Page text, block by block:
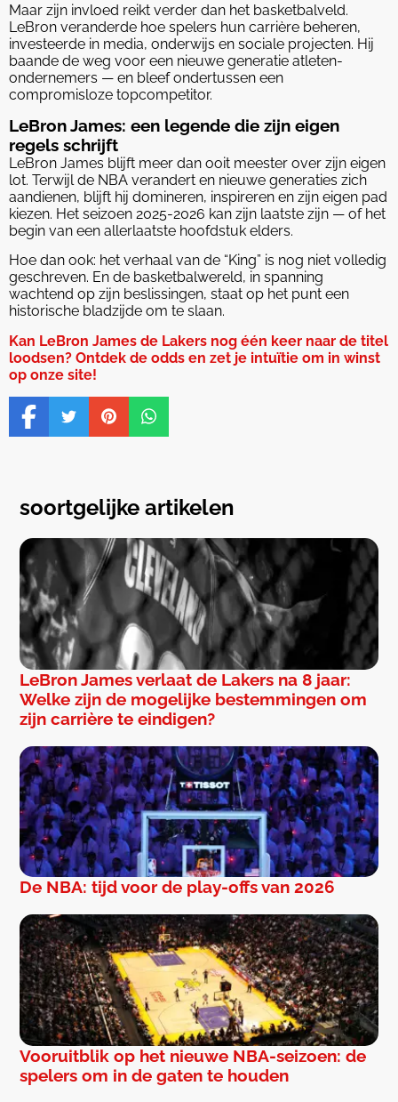
Maar zijn invloed reikt verder dan het basketbalveld.
LeBron veranderde hoe spelers hun carrière beheren,
investeerde in media, onderwijs en sociale projecten. Hij
baande de weg voor een nieuwe generatie atleten-
ondernemers — en bleef ondertussen een
compromisloze topcompetitor.
LeBron James: een legende die zijn eigen
regels schrijft
LeBron James blijft meer dan ooit meester over zijn eigen
lot. Terwijl de NBA verandert en nieuwe generaties zich
aandienen, blijft hij domineren, inspireren en zijn eigen pad
kiezen. Het seizoen 2025-2026 kan zijn laatste zijn — of het
begin van een allerlaatste hoofdstuk elders.
Hoe dan ook: het verhaal van de “King” is nog niet volledig
geschreven. En de basketbalwereld, in spanning
wachtend op zijn beslissingen, staat op het punt een
historische bladzijde om te slaan.
Kan LeBron James de Lakers nog één keer naar de titel
loodsen? Ontdek de odds en zet je intuïtie om in winst
op onze site!
soortgelijke artikelen
LeBron James verlaat de Lakers na 8 jaar:
Welke zijn de mogelijke bestemmingen om
zijn carrière te eindigen?
De NBA: tijd voor de play-offs van 2026
Vooruitblik op het nieuwe NBA-seizoen: de
spelers om in de gaten te houden